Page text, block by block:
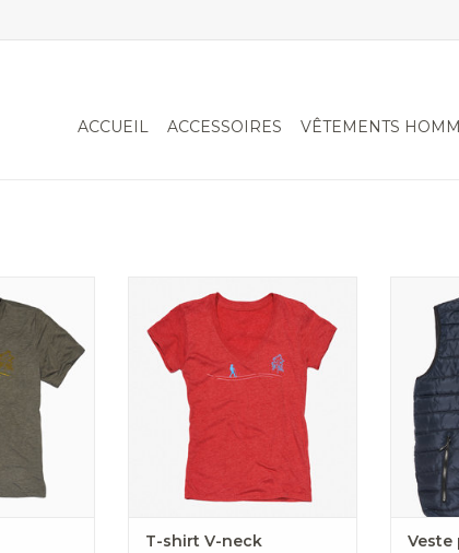
ACCUEIL ACCESSOIRES VÊTEMENTS
AJOUTER AU PANIER
T-shirt V-neck
Veste